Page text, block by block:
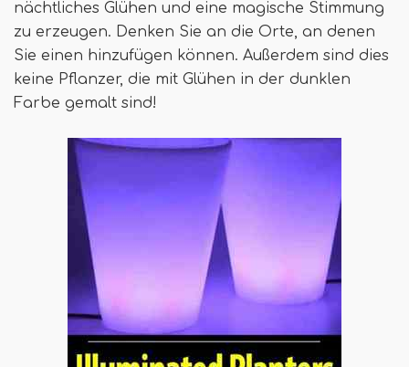
nächtliches Glühen und eine magische Stimmung
zu erzeugen. Denken Sie an die Orte, an denen
Sie einen hinzufügen können. Außerdem sind dies
keine Pflanzer, die mit Glühen in der dunklen
Farbe gemalt sind!